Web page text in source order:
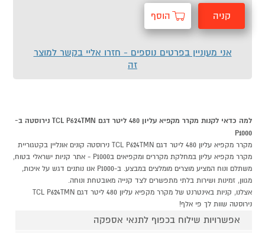
קניה הוסף
אני מעוניין בפרטים נוספים - חזרו אליי בקשר למוצר
זה
למה כדאי לקנות מקרר מקפיא עליון 480 ליטר דגם TCL P624TMN נירוסטה ב-
P1000
מקרר מקפיא עליון 480 ליטר דגם TCL P624TMN נירוסטה קונים אונליין בקטגוריית
מקרר מקפיא עליון במחלקת מקררים ומקפיאים בP1000 - אתר קניות ישראלי בטוח,
משתלם ונוח המציע מוצרים מומלצים במבצע. ב-P1000 אנו נותנים דגש על איכות,
מגוון, זמינות ושירות בלתי מתפשרים לצד קנייה מאובטחת ונוחה.
אצלנו, קניות באינטרנט של מקרר מקפיא עליון 480 ליטר דגם TCL P624TMN
נירוסטה שוות לך פי אלף!
אפשרויות שילוח בכפוף לתנאי אספקה